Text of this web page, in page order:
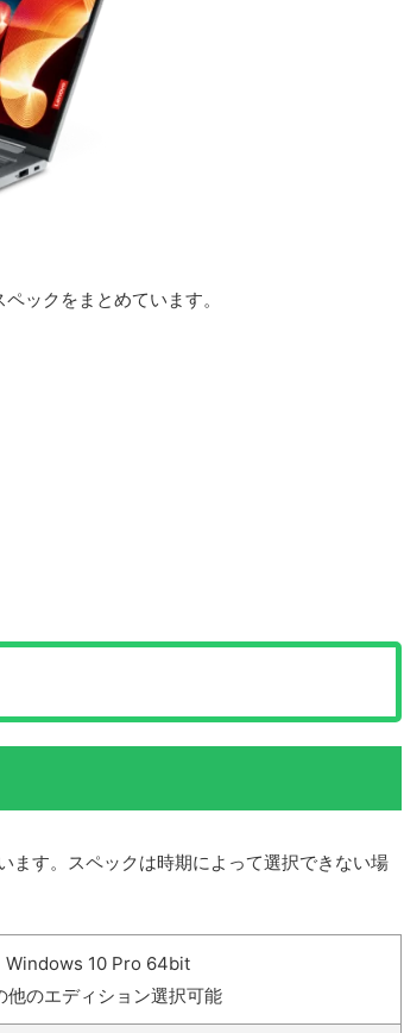
ックをまとめています。
ます。スペックは時期によって選択できない場
Windows 10 Pro 64bit
他のエディション選択可能